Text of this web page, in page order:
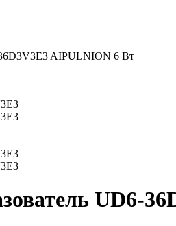
AIPULNION 6 Вт
UD6-